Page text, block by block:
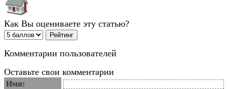
Как Вы оцениваете эту статью?
Комментарии пользователей
Оставьте свои комментарии
Имя: